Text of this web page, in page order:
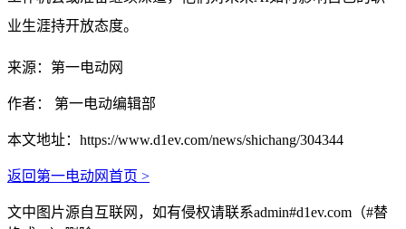
业生涯持开放态度。
来源：第一电动网
作者： 第一电动编辑部
本文地址： https://www.d1ev.com/news/shichang/304344
返回第一电动网首页 >
文中图片源自互联网，如有侵权请联系admin#d1ev.com（#替